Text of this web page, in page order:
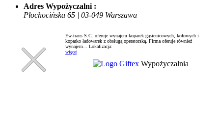
Adres Wypożyczalni :
Płochocińska 65 | 03-049 Warszawa
Ew-trans S.C. oferuje wynajem koparek gąsienicowych, kołowych i
koparko ładowarek z obsługą operatorską. Firma oferuje również
wynajem... Lokalizacja:
więcej
Wypożyczalnia